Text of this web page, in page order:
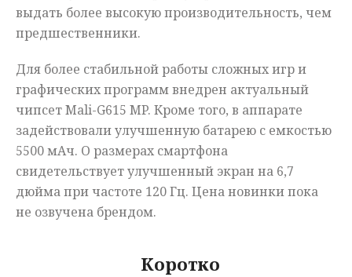
выдать более высокую производительность, чем
предшественники.
Для более стабильной работы сложных игр и
графических программ внедрен актуальный
чипсет Mali-G615 MP. Кроме того, в аппарате
задействовали улучшенную батарею с емкостью
5500 мАч. О размерах смартфона
свидетельствует улучшенный экран на 6,7
дюйма при частоте 120 Гц. Цена новинки пока
не озвучена брендом.
Коротко